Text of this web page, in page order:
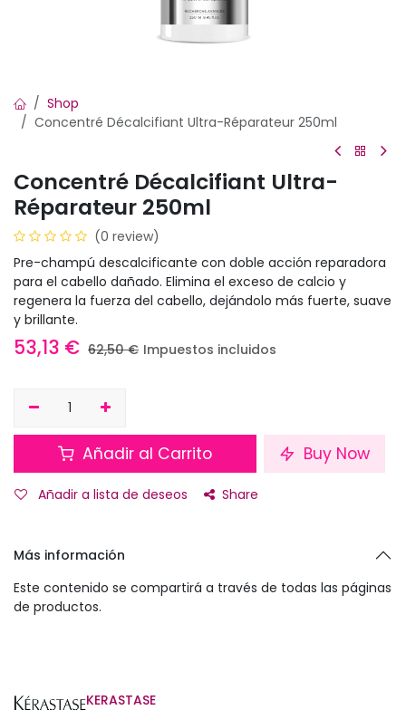
Shop
Concentré Décalcifiant Ultra-Réparateur 250ml
Concentré Décalcifiant Ultra-
Réparateur 250ml
(0 review)
Pre-champú descalcificante con doble acción reparadora
para el cabello dañado. Elimina el exceso de calcio y
regenera la fuerza del cabello, dejándolo más fuerte, suave
y brillante.
53,13 € 62,50€ Impuestos incluidos
Añadir al Carrito Buy Now
Añadir a lista de deseos Share
Más información
Este contenido se compartirá a través de todas las páginas
de productos.
KERASTASE